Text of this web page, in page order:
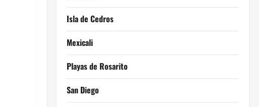
Isla de Cedros
Mexicali
Playas de Rosarito
San Diego